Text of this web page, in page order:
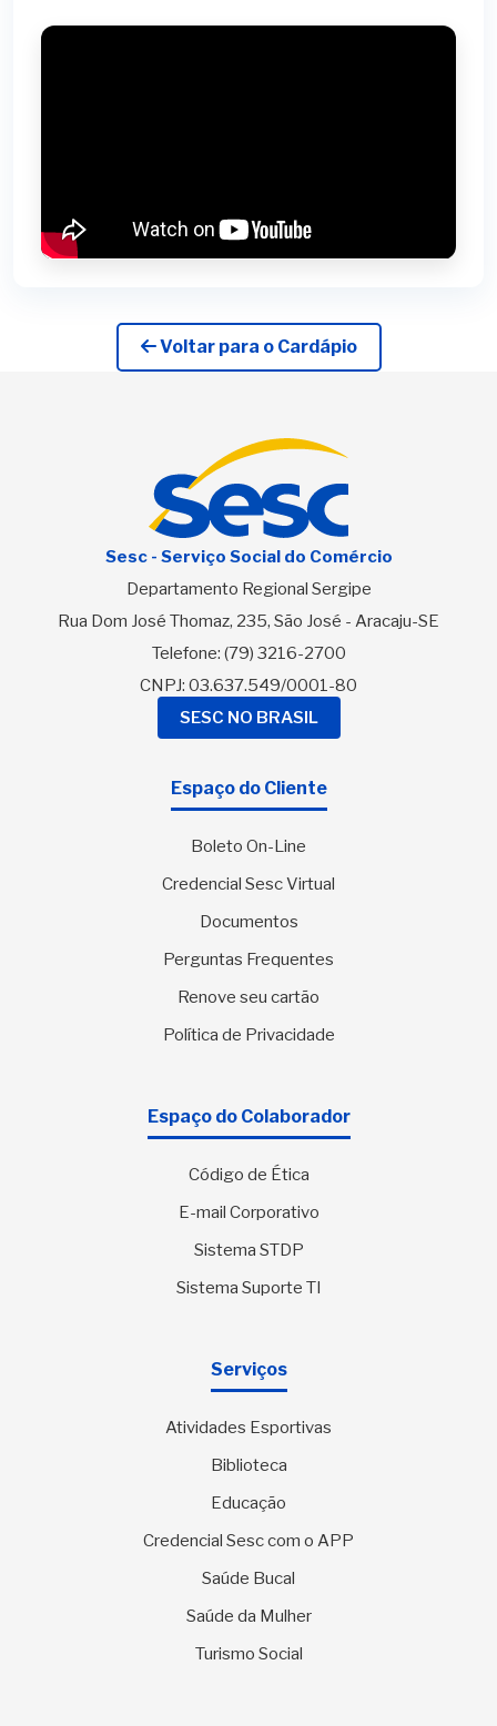
Voltar para o Cardápio
Sesc - Serviço Social do Comércio
Departamento Regional Sergipe
Rua Dom José Thomaz, 235, São José - Aracaju-SE
Telefone: (79) 3216-2700
CNPJ: 03.637.549/0001-80
SESC NO BRASIL
Espaço do Cliente
Boleto On-Line
Credencial Sesc Virtual
Documentos
Perguntas Frequentes
Renove seu cartão
Política de Privacidade
Espaço do Colaborador
Código de Ética
E-mail Corporativo
Sistema STDP
Sistema Suporte TI
Serviços
Atividades Esportivas
Biblioteca
Educação
Credencial Sesc com o APP
Saúde Bucal
Saúde da Mulher
Turismo Social